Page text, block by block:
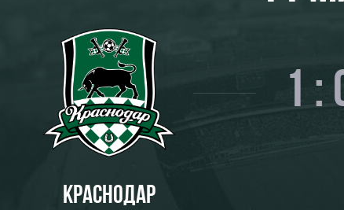
ВИП-ЛОЖИ
ВИП-ЗОНЫ
СЕМЕЙНЫЙ СЕКТОР
Туры по стадиону
Места для МГН
КРАСНОДАР
1 :